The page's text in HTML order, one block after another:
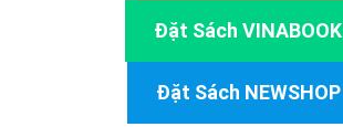
Đặt Sách VINABOOK
Đặt Sách NEWSHOP